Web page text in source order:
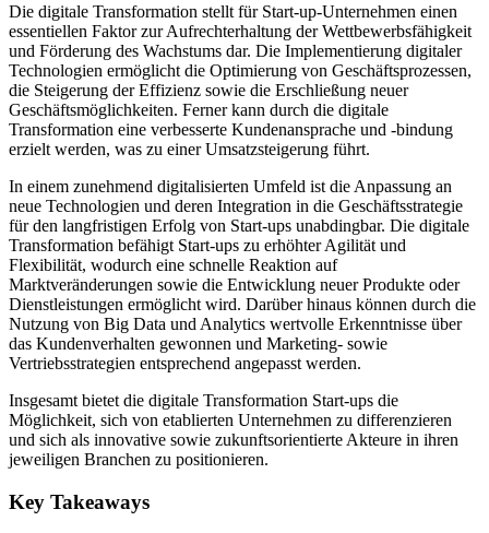
Die digitale Transformation stellt für Start-up-Unternehmen einen
essentiellen Faktor zur Aufrechterhaltung der Wettbewerbsfähigkeit
und Förderung des Wachstums dar. Die Implementierung digitaler
Technologien ermöglicht die Optimierung von Geschäftsprozessen,
die Steigerung der Effizienz sowie die Erschließung neuer
Geschäftsmöglichkeiten. Ferner kann durch die digitale
Transformation eine verbesserte Kundenansprache und -bindung
erzielt werden, was zu einer Umsatzsteigerung führt.
In einem zunehmend digitalisierten Umfeld ist die Anpassung an
neue Technologien und deren Integration in die Geschäftsstrategie
für den langfristigen Erfolg von Start-ups unabdingbar. Die digitale
Transformation befähigt Start-ups zu erhöhter Agilität und
Flexibilität, wodurch eine schnelle Reaktion auf
Marktveränderungen sowie die Entwicklung neuer Produkte oder
Dienstleistungen ermöglicht wird. Darüber hinaus können durch die
Nutzung von Big Data und Analytics wertvolle Erkenntnisse über
das Kundenverhalten gewonnen und Marketing- sowie
Vertriebsstrategien entsprechend angepasst werden.
Insgesamt bietet die digitale Transformation Start-ups die
Möglichkeit, sich von etablierten Unternehmen zu differenzieren
und sich als innovative sowie zukunftsorientierte Akteure in ihren
jeweiligen Branchen zu positionieren.
Key Takeaways